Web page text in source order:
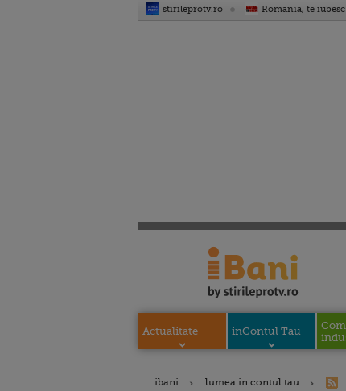
stirileprotv.ro Romania, te iubesc
Actualitate inContul Tau
ibani lumea in contul tau